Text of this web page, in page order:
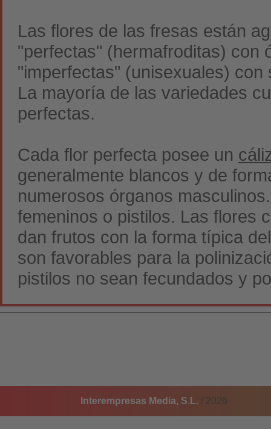
Las flores de las fresas están
"perfectas" (hermafroditas) con
"imperfectas" (unisexuales)
La mayoría de las variedades
perfectas.
Cada flor perfecta posee un
generalmente blancos y de
numerosos órganos
femeninos o pistilos. Las flores
dan frutos con la forma típica
son favorables para la
pistilos no sean fecundados y
Interempresas Media, S.L. / 2026